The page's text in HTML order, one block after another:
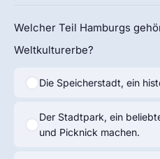
Welcher Teil Hamburgs
Weltkulturerbe?
Die Speicherstadt, ein
Der Stadtpark, ein
und Picknick machen.